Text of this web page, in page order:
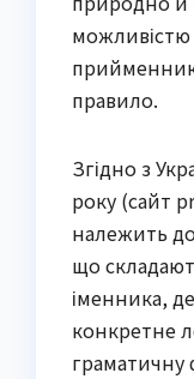
правило.
Згідно з
року (сайт
належить
що
іменника,
конкретне
граматичну